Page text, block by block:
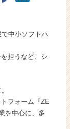
中小ソフトハ
担うなど、シ
フォーム『ZE
を中心に、多